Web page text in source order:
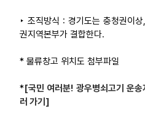
‣ 조직방식 : 경기도는 충청권이
권지역본부가 결합한다.
* 물류창고 위치도 첨부파일
*[국민 여러분! 광우병쇠고기 운
러 가기]